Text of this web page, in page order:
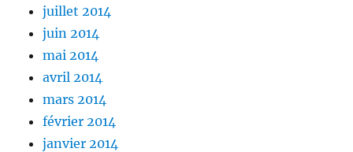
juillet 2014
juin 2014
mai 2014
avril 2014
mars 2014
février 2014
janvier 2014